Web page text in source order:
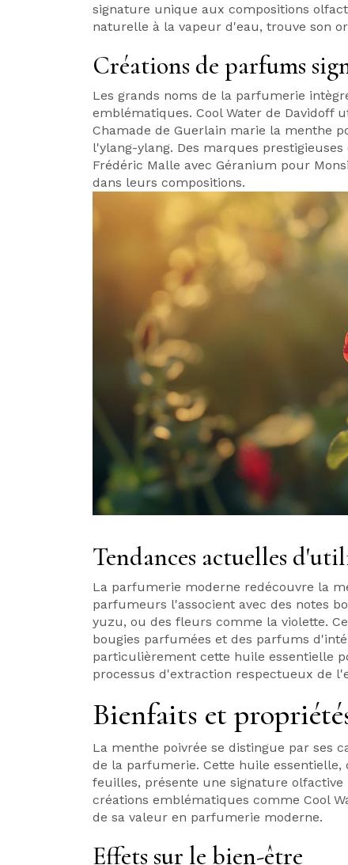
signature unique aux compositions
naturelle à la vapeur d'eau, trouve son
Créations de parfums
Les grands noms de la parfumerie
emblématiques. Cool Water de Davidoff
Chamade de Guerlain marie la menthe
l'ylang-ylang. Des marques
Frédéric Malle avec Géranium pour
dans leurs compositions.
Tendances actuelles
La parfumerie moderne redécouvre la
parfumeurs l'associent avec des notes
yuzu, ou des fleurs comme la violette.
bougies parfumées et des parfums
particulièrement cette huile essentielle
processus d'extraction respectueux de
Bienfaits et
La menthe poivrée se distingue par ses
de la parfumerie. Cette huile
feuilles, présente une signature
créations emblématiques comme Cool
de sa valeur en parfumerie moderne.
Effets sur le bien-être